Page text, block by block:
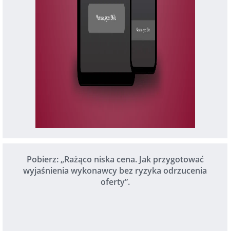
Pobierz: „Rażąco niska cena. Jak przygotować
wyjaśnienia wykonawcy bez ryzyka odrzucenia
oferty”.